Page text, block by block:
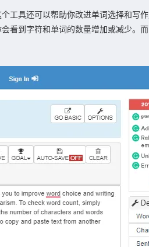
工具还可以帮助你改进单词选择和写
看到字符和单词的数量增加或减少。